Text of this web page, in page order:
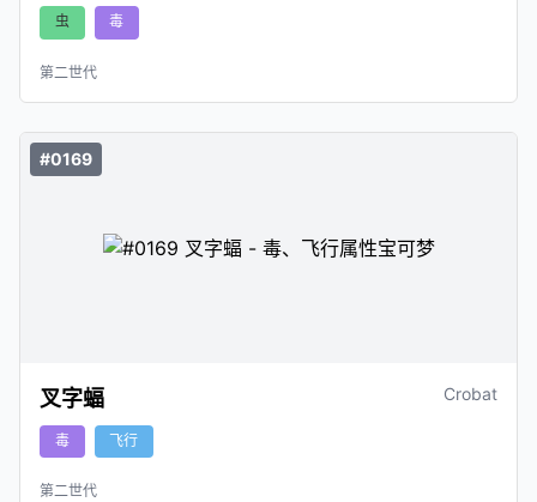
虫 毒
第二世代
#0169
叉字蝠 Crobat
毒 飞行
第二世代